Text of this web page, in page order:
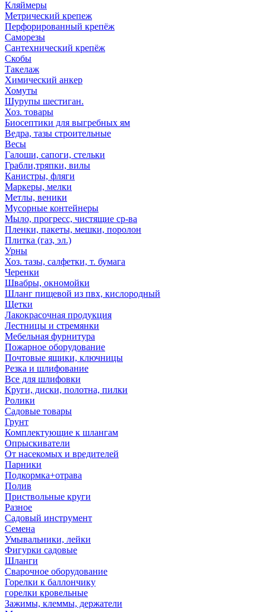
Кляймеры
Метрический крепеж
Перфорированный крепёж
Саморезы
Сантехнический крепёж
Скобы
Такелаж
Химический анкер
Хомуты
Шурупы шестиган.
Хоз. товары
Биосептики для выгребных ям
Ведра, тазы строительные
Весы
Галоши, сапоги, стельки
Грабли,тряпки, вилы
Канистры, фляги
Маркеры, мелки
Метлы, веники
Мусорные контейнеры
Мыло, прогресс, чистящие ср-ва
Пленки, пакеты, мешки, поролон
Плитка (газ, эл.)
Урны
Хоз. тазы, салфетки, т. бумага
Черенки
Швабры, окномойки
Шланг пищевой из пвх, кислородный
Щетки
Лакокрасочная продукция
Лестницы и стремянки
Мебельная фурнитура
Пожарное оборудование
Почтовые ящики, ключницы
Резка и шлифование
Все для шлифовки
Круги, диски, полотна, пилки
Ролики
Садовые товары
Грунт
Комплектующие к шлангам
Опрыскиватели
От насекомых и вредителей
Парники
Подкормка+отрава
Полив
Приствольные круги
Разное
Садовый инструмент
Семена
Умывальники, лейки
Фигурки садовые
Шланги
Сварочное оборудование
Горелки к баллончику
горелки кровельные
Зажимы, клеммы, держатели